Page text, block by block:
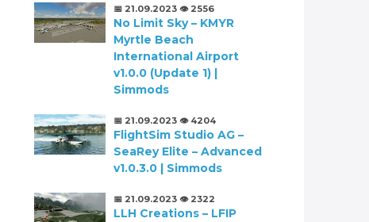
📅 21.09.2023 👁️ 2556
No Limit Sky – KMYR
Myrtle Beach
International Airport
v1.0.0 (Update 1) |
Simmods
📅 21.09.2023 👁️ 4204
FlightSim Studio AG –
SeaRey Elite – Advanced
v1.0.3.0 | Simmods
📅 21.09.2023 👁️ 2322
LLH Creations – LFIP